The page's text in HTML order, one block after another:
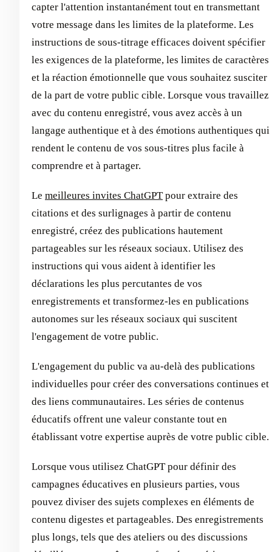
capter l'attention instantanément tout en transmettant
votre message dans les limites de la plateforme. Les
instructions de sous-titrage efficaces doivent spécifier
les exigences de la plateforme, les limites de caractères
et la réaction émotionnelle que vous souhaitez susciter
de la part de votre public cible. Lorsque vous travaillez
avec du contenu enregistré, vous avez accès à un
langage authentique et à des émotions authentiques qui
rendent le contenu de vos sous-titres plus facile à
comprendre et à partager.
Le meilleures invites ChatGPTpour extraire des
citations et des surlignages à partir de contenu
enregistré, créez des publications hautement
partageables sur les réseaux sociaux. Utilisez des
instructions qui vous aident à identifier les
déclarations les plus percutantes de vos
enregistrements et transformez-les en publications
autonomes sur les réseaux sociaux qui suscitent
l'engagement de votre public.
L'engagement du public va au-delà des publications
individuelles pour créer des conversations continues et
des liens communautaires. Les séries de contenus
éducatifs offrent une valeur constante tout en
établissant votre expertise auprès de votre public cible.
Lorsque vous utilisez ChatGPT pour définir des
campagnes éducatives en plusieurs parties, vous
pouvez diviser des sujets complexes en éléments de
contenu digestes et partageables. Des enregistrements
plus longs, tels que des ateliers ou des discussions